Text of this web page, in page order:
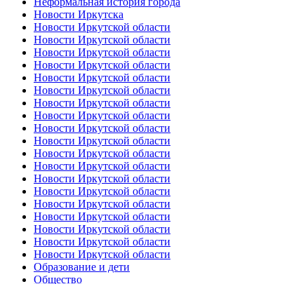
Новости Иркутска
Новости Иркутской области
Новости Иркутской области
Новости Иркутской области
Новости Иркутской области
Новости Иркутской области
Новости Иркутской области
Новости Иркутской области
Новости Иркутской области
Новости Иркутской области
Новости Иркутской области
Новости Иркутской области
Новости Иркутской области
Новости Иркутской области
Новости Иркутской области
Новости Иркутской области
Новости Иркутской области
Новости Иркутской области
Новости Иркутской области
Новости Иркутской области
Образование и дети
Общество